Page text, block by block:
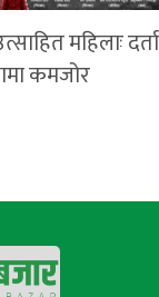
महिलाः
कमजोर